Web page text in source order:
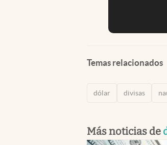
Temas relacionados
dólar divisas
Más noticias de